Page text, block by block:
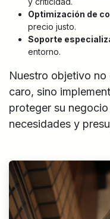
Optimización de
precio justo.
Soporte
entorno.
Nuestro objetivo no
caro, sino
proteger su
necesidades y